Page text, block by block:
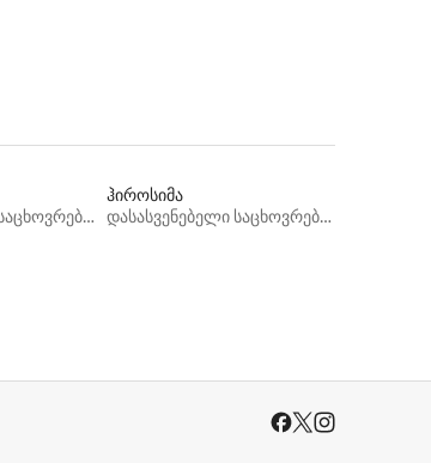
დასასვენებელი საცხოვრებლები
ჰიროსიმა
დასასვენებელი საცხოვრებლები